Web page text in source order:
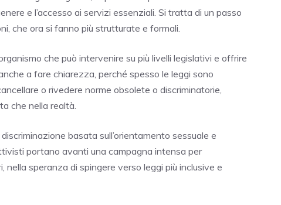
e l’accesso ai servizi essenziali. Si tratta di un passo
che ora si fanno più strutturate e formali.
che può intervenire su più livelli legislativi e offrire
a fare chiarezza, perché spesso le leggi sono
o rivedere norme obsolete o discriminatorie,
che nella realtà.
basata sull’orientamento sessuale e
portano avanti una campagna intensa per
nella speranza di spingere verso leggi più inclusive e